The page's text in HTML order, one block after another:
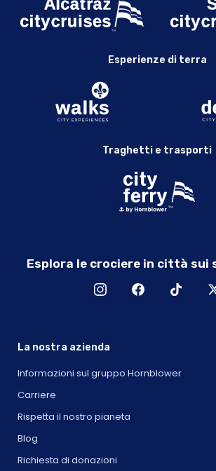
Esperienze di terra
Traghetti e trasporti
Esplora le crociere in città sui
La nostra azienda
Informazioni sul gruppo Hornblower
Carriere
Rispetta il nostro pianeta
Blog
Richiesta di donazioni